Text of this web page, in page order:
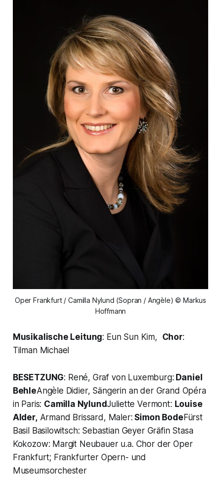
Oper Frankfurt / Camilla Nylund (Sopran / Angèle) © Markus
Hoffmann
Musikalische Leitung: Eun Sun Kim, Chor:
Tilman Michael
BESETZUNG: René, Graf von Luxemburg: Daniel
BehleAngèle Didier, Sängerin an der Grand Opéra
in Paris: Camilla NylundJuliette Vermont: Louise
Alder,Armand Brissard, Maler: Simon Bode Fürst
Basil Basilowitsch: Sebastian Geyer Gräfin Stasa
Kokozow: Margit Neubauer u.a. Chor der Oper
Frankfurt; Frankfurter Opern- und
Museumsorchester